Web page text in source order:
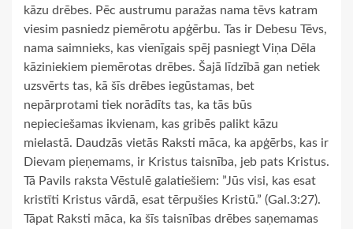
kāzu drēbes. Pēc austrumu paražas nama tēvs katram
viesim pasniedz piemērotu apģērbu. Tas ir Debesu Tēvs,
nama saimnieks, kas vienīgais spēj pasniegt Viņa Dēla
kāziniekiem piemērotas drēbes. Šajā līdzībā gan netiek
uzsvērts tas, kā šīs drēbes iegūstamas, bet
nepārprotami tiek norādīts tas, ka tās būs
nepieciešamas ikvienam, kas gribēs palikt kāzu
mielastā. Daudzās vietās Raksti māca, ka apģērbs, kas ir
Dievam pieņemams, ir Kristus taisnība, jeb pats Kristus.
Tā Pavils raksta Vēstulē galatiešiem: ”Jūs visi, kas esat
kristīti Kristus vārdā, esat tērpušies Kristū.” (Gal.3:27).
Tāpat Raksti māca, ka šīs taisnības drēbes saņemamas